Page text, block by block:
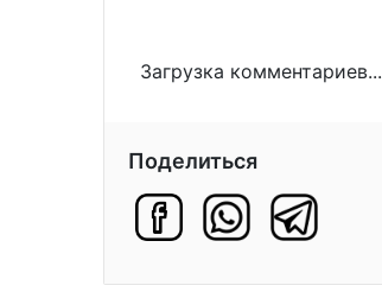
Загрузка комментариев...
Поделиться